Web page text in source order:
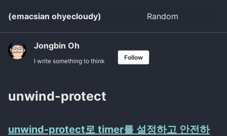
primary
navigation
content
footer
(emacsian ohyecloudy) Random
Jongbin Oh
I write something to think Follow
unwind-protect
unwind-protect로 timer를 설정하고 안전하